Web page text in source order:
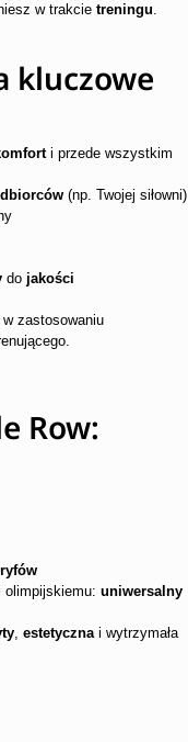
w trakcie treningu.
kluczowe
i przede wszystkim
(np. Twojej siłowni)
do jakości
w zastosowaniu
Row:
olimpijskiemu: uniwersalny
, estetycznai wytrzymała